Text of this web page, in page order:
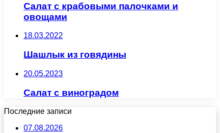
Салат с крабовыми палочками и
овощами
18.03.2022
Шашлык из говядины
20.05.2023
Салат с виноградом
Последние записи
07.08.2026